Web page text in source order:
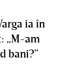
ia în
„M-am
bani?”